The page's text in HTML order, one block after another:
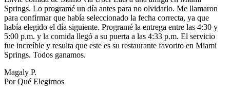
Springs. Lo programé un día antes para no olvidarlo. Me llamaron
para confirmar que había seleccionado la fecha correcta, ya que
había elegido el día siguiente. Programé la entrega entre las 4:30 y
5:00 p.m. y la comida llegó a su puerta a las 4:33 p.m. El servicio
fue increíble y resulta que este es su restaurante favorito en Miami
Springs. Todos ganamos.
Magaly P.
Por Qué Elegirnos